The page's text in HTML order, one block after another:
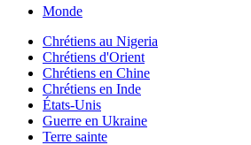
Monde
Chrétiens au Nigeria
Chrétiens d'Orient
Chrétiens en Chine
Chrétiens en Inde
États-Unis
Guerre en Ukraine
Terre sainte